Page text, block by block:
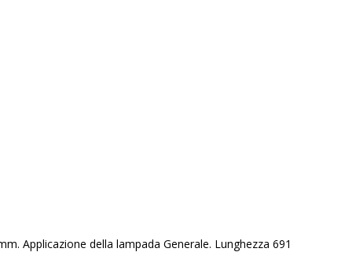
Applicazione della lampada Generale. Lunghezza 691